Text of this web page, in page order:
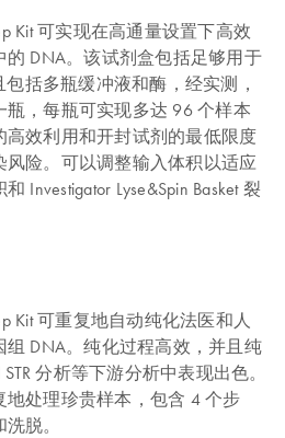
Kit 可实现在高通量设置下高效
DNA。该试剂盒包括足够用于
括多瓶缓冲液和酶，经实测，
，每瓶可实现多达 96 个样本
效利用和开封试剂的最低限度
险。可以调整输入体积以适应
Investigator Lyse&Spin Basket 裂
Kit 可重复地自动纯化法医和人
DNA。纯化过程高效，并且纯
分析等下游分析中表现出色。
处理珍贵样本，包含 4 个步
脱。